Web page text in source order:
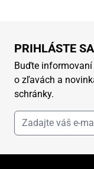
PRIHLÁSTE
Buďte
o zľavách a
schránky.